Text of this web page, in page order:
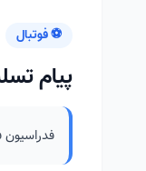
⚽ فوتبال
پیام